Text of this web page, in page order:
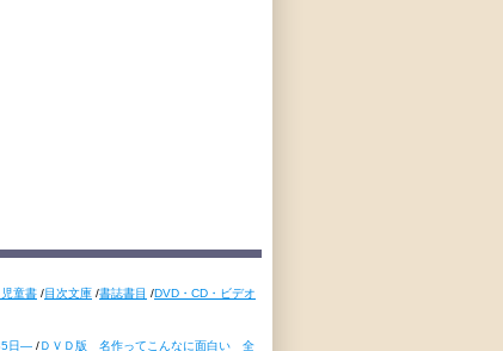
童書 /目次文庫 /書誌書目 /DVD・CD・ビデオ
日― /ＤＶＤ版 名作ってこんなに面白い 全